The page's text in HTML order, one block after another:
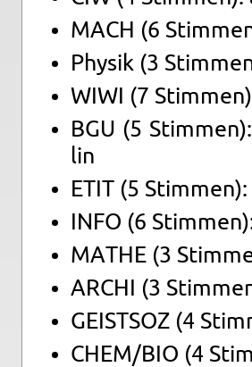
MACH (6
Phy­sik (3
WIWI (7
BGU (5
lin
ETIT (5
INFO (6
MATHE (3
ARCHI (3
GEIST­SOZ (4
CHEM/BIO (4